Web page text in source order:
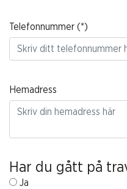
Telefonnummer
Hemadress
Har du gått på
Ja